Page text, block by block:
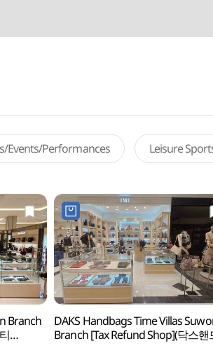
Events/Performances Leisure
Branch
DAKS Handbags Time Villas
Branch [Tax Refund Shop](닥스핸